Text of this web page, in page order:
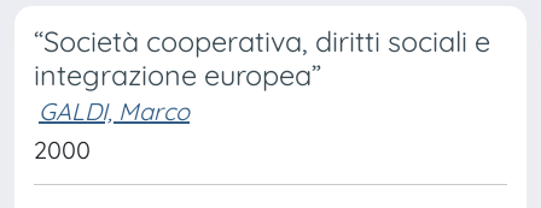
“Società cooperativa, diritti sociali e
integrazione europea”
GALDI, Marco
2000